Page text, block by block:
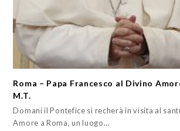
Roma – Papa Francesco al Divino
M.T.
Domani il Pontefice si recherà in visita al
Amore a Roma, un luogo…